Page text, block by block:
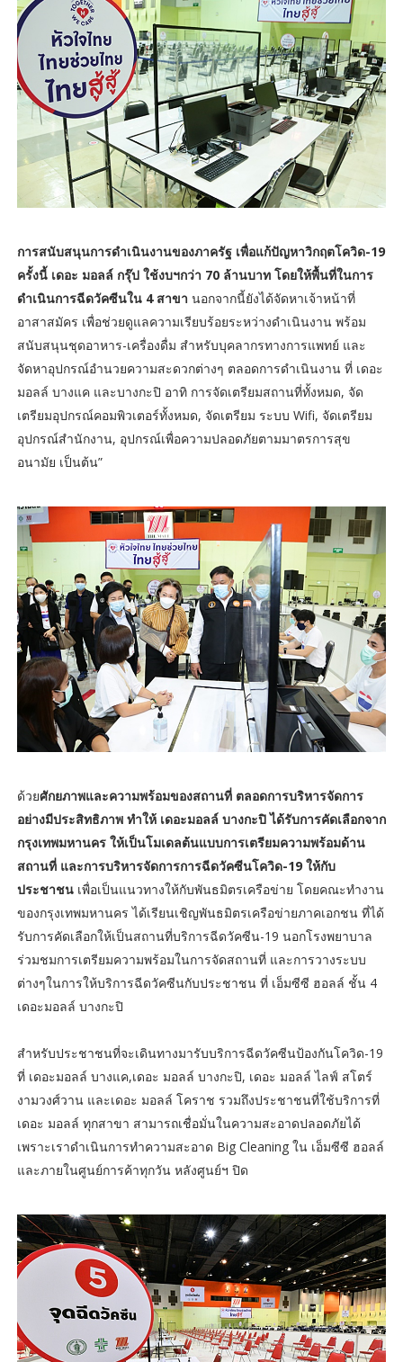
การสนับสนุนการดำเนินงานของภาครัฐ เพื่อแก้ปัญหาวิกฤตโควิด-19
ครั้งนี้ เดอะ มอลล์ กรุ๊ป ใช้งบฯกว่า 70 ล้านบาท โดยให้พื้นที่ในการ
ดำเนินการฉีดวัคซีนใน 4 สาขา นอกจากนี้ยังได้จัดหาเจ้าหน้าที่
อาสาสมัคร เพื่อช่วยดูแลความเรียบร้อยระหว่างดำเนินงาน พร้อม
สนับสนุนชุดอาหาร-เครื่องดื่ม สำหรับบุคลากรทางการแพทย์ และ
จัดหาอุปกรณ์อำนวยความสะดวกต่างๆ ตลอดการดำเนินงาน ที่ เดอะ
มอลล์ บางแค และบางกะปิ อาทิ การจัดเตรียมสถานที่ทั้งหมด, จัด
เตรียมอุปกรณ์คอมพิวเตอร์ทั้งหมด, จัดเตรียม ระบบ Wifi, จัดเตรียม
อุปกรณ์สำนักงาน, อุปกรณ์เพื่อความปลอดภัยตามมาตรการสุข
อนามัย เป็นต้น”
ด้วยศักยภาพและความพร้อมของสถานที่ ตลอดการบริหารจัดการ
อย่างมีประสิทธิภาพ ทำให้ เดอะมอลล์ บางกะปิ ได้รับการคัดเลือกจาก
กรุงเทพมหานคร ให้เป็นโมเดลต้นแบบการเตรียมความพร้อมด้าน
สถานที่ และการบริหารจัดการการฉีดวัคซีนโควิด-19 ให้กับ
ประชาชนเพื่อเป็นแนวทางให้กับพันธมิตรเครือข่าย โดยคณะทำงาน
ของกรุงเทพมหานคร ได้เรียนเชิญพันธมิตรเครือข่ายภาคเอกชน ที่ได้
รับการคัดเลือกให้เป็นสถานที่บริการฉีดวัคซีน-19 นอกโรงพยาบาล
ร่วมชมการเตรียมความพร้อมในการจัดสถานที่ และการวางระบบ
ต่างๆในการให้บริการฉีดวัคซีนกับประชาชน ที่ เอ็มซีซี ฮอลล์ ชั้น 4
เดอะมอลล์ บางกะปิ
สำหรับประชาชนที่จะเดินทางมารับบริการฉีดวัคซีนป้องกันโควิด-19
ที่ เดอะมอลล์ บางแค,เดอะ มอลล์ บางกะปิ, เดอะ มอลล์ ไลฟ์ สโตร์
งามวงศ์วาน และเดอะ มอลล์ โคราช รวมถึงประชาชนที่ใช้บริการที่
เดอะ มอลล์ ทุกสาขา สามารถเชื่อมั่นในความสะอาดปลอดภัยได้
เพราะเราดำเนินการทำความสะอาด Big Cleaning ใน เอ็มซีซี ฮอลล์
และภายในศูนย์การค้าทุกวัน หลังศูนย์ฯ ปิด